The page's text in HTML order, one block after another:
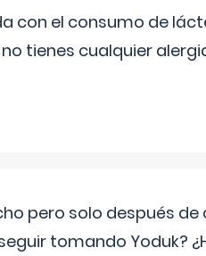
con el consumo de
tienes cualquier
pero solo después
tomando Yoduk?